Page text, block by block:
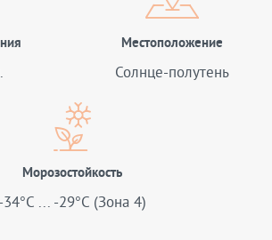
Местоположение
Солнце-полутень
Морозостойкость
-34°C ... -29°C (Зона 4)